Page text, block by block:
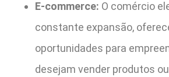
E-commerce: O comércio
constante expansão,
oportunidades para
desejam vender produtos